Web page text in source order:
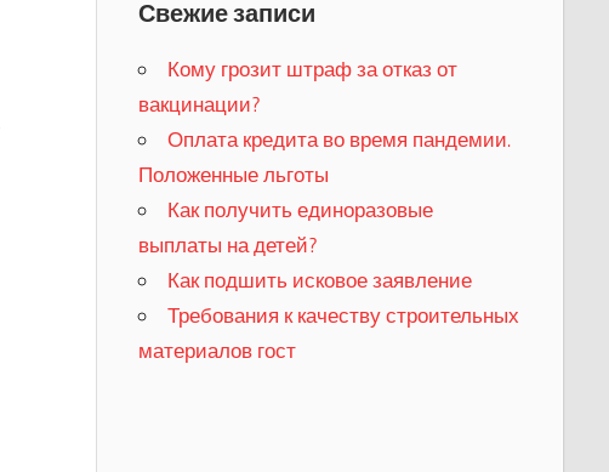
Свежие записи
Кому грозит штраф за отказ от
вакцинации?
​Оплата кредита во время пандемии.
Положенные льготы
​Как получить единоразовые
выплаты на детей?
Как подшить исковое заявление
Требования к качеству строительных
материалов гост